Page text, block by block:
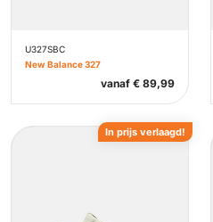
U327SBC
New Balance 327
vanaf € 89,99
In prijs verlaagd!